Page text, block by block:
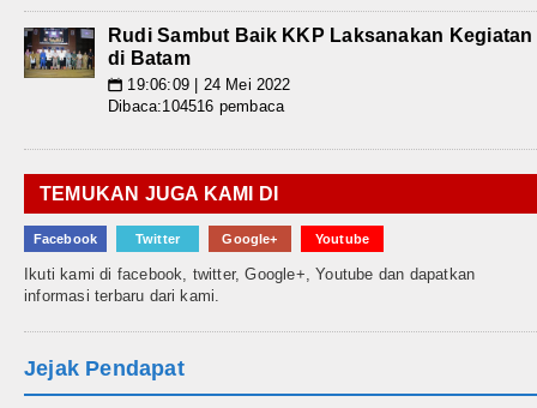
Rudi Sambut Baik KKP Laksanakan Kegiatan
di Batam
📅 19:06:09 | 24 Mei 2022
Dibaca:104516 pembaca
TEMUKAN JUGA KAMI DI
Facebook Twitter Google+ Youtube
Ikuti kami di facebook, twitter, Google+, Youtube dan dapatkan
informasi terbaru dari kami.
Jejak Pendapat